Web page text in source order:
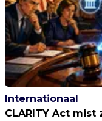
Internationaal
CLARITY Act